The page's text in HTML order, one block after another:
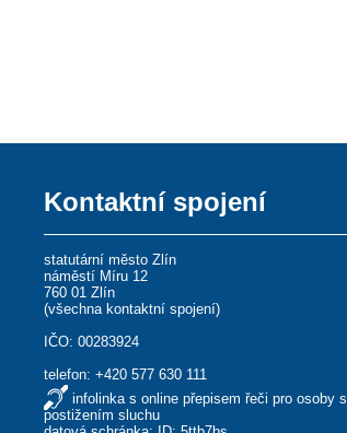
Kontaktní spojení
statutární město Zlín
náměstí Míru 12
760 01 Zlín
(všechna kontaktní spojení)
IČO: 00283924
telefon:+420 577 630 111
infolinka s online přepisem řeči pro osoby s
postižením sluchu